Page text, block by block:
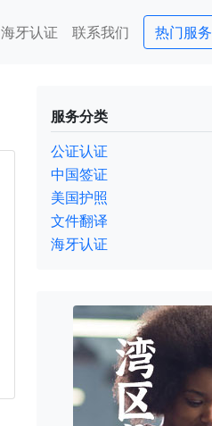
热门服务
海牙认证 联系我们
服务分类
公证认证
中国签证
美国护照
文件翻译
海牙认证